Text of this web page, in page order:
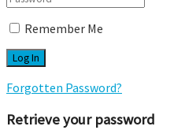
Remember Me
Forgotten Password?
Retrieve your password